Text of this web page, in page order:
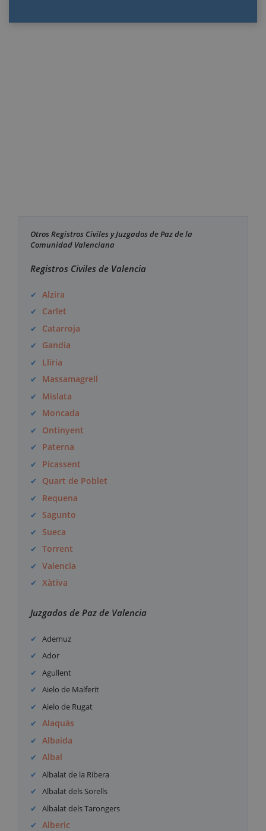
Otros Registros Civiles y Juzgados de Paz de la
Comunidad Valenciana
Registros Civiles de Valencia
Alzira
Carlet
Catarroja
Gandia
Llíria
Massamagrell
Mislata
Moncada
Ontinyent
Paterna
Picassent
Quart de Poblet
Requena
Sagunto
Sueca
Torrent
Valencia
Xàtiva
Juzgados de Paz de Valencia
Ademuz
Ador
Agullent
Aielo de Malferit
Aielo de Rugat
Alaquàs
Albaida
Albal
Albalat de la Ribera
Albalat dels Sorells
Albalat dels Tarongers
Alberic